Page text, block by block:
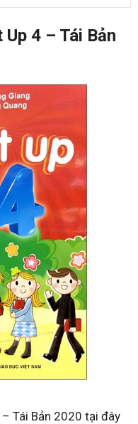
4 – Tái Bản
Tái Bản 2020 tại đây